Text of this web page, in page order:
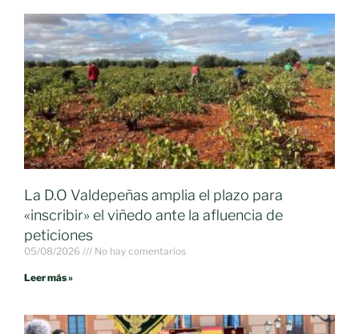
La D.O Valdepeñas amplia el plazo para
«inscribir» el viñedo ante la afluencia de
peticiones
05/08/2026 No hay comentarios
Leer más »